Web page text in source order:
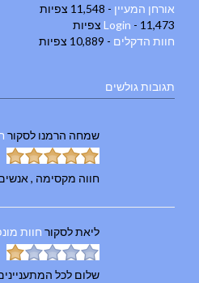
אורחן המעיין - 11,548 צפיות
Login - 11,473 צפיות
חוות הדקלים - 10,889 צפיות
תגובות גולשים
שמחה הרמנו לסקור
חווה מקסימה ,
ליאתלסקור חוות
שלום לכל